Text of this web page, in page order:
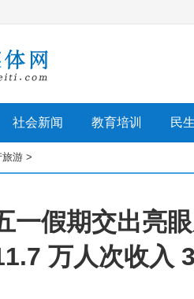
社会新闻 教育培训 民
旅游 >
一假期交出亮
万人次收入